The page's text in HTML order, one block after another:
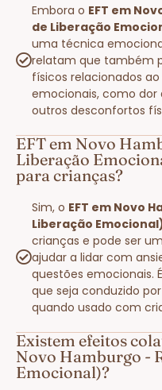
Embora o EFT em
de Liberação
uma técnica
relatam que também
físicos relacionados
emocionais, como dor
outros desconfortos
EFT em Novo
Liberação
para crianças?
Sim, o EFT em Novo
Liberação
crianças e pode ser
ajudar a lidar com
questões emocionais.
que seja conduzido
quando usado com
Existem efeitos
Novo Hamburgo -
Emocional)?